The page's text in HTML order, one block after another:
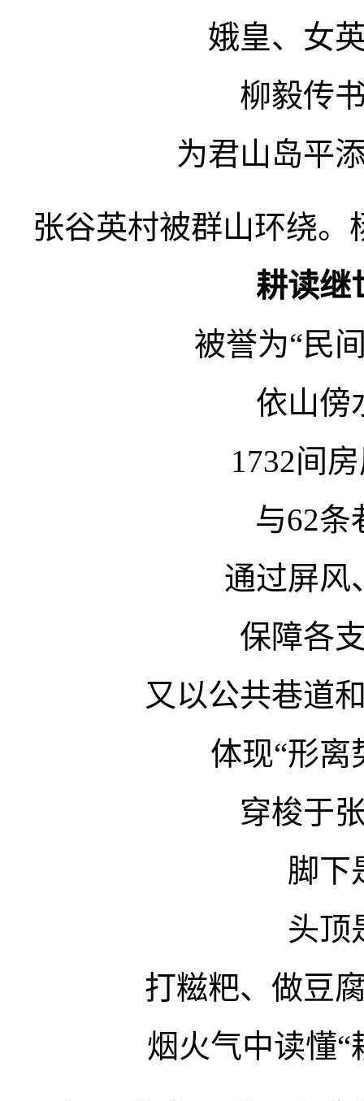
娥皇、女
柳毅传
为君山岛平
张谷英村被群山环绕。
耕读继
被誉为“民
依山傍
1732间
与62条
通过屏风
保障各
又以公共巷道
体现“形离
穿梭于
脚下
头顶
打糍粑、做豆
烟火气中读懂“